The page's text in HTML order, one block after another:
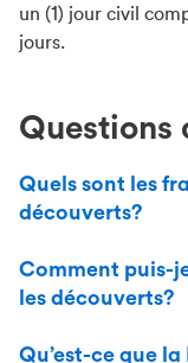
un (1) jour civil
jours.
Questions
Quels sont les
découverts?
Comment puis-
les découverts?
Qu’est-ce que